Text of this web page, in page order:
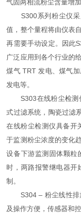
气固两相流粉尘含量增
S300系列粉尘仪采
值，整个量程将由仪表
再需要手动设定。因此
广泛应用到各个行业的
煤气 TRT 发电、煤气
发电等。
S303在线粉尘检测
式过滤系统，陶瓷过滤
在线粉尘检测仪具备开
于监测粉尘浓度的变化
设备下游监测固体颗粒
时，两路报警继电器开
制。
S304 – 粉尘线性排
及操作方便，传感器和